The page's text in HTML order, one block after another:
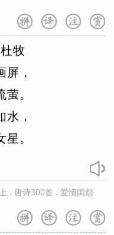
兴奋而热烈。所有这些
写，又都和充分的拟人
在表现“有朋自远方
就闯进庭院送上礼
崛又自然，既经锤炼又
二、这两句诗也与杨德
一个人品高洁、富于生
他不仅“扫”，而且“长
木成畦”，非赖他人，而
实勤劳。这样一位高
能欣赏到它们的美，更
山水有情，和湖阴先生
阴先生壁》为题，处处
杜牧
屏 ，
萤。
水 ，
星。
， 唐诗300首 ， 爱情闺怨